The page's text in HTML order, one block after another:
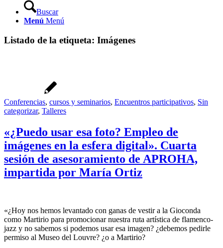
Buscar
Menú Menú
Listado de la etiqueta: Imágenes
Conferencias, cursos y seminarios, Encuentros participativos, Sin
categorizar, Talleres
«¿Puedo usar esa foto? Empleo de
imágenes en la esfera digital». Cuarta
sesión de asesoramiento de APROHA,
impartida por María Ortiz
«¿Hoy nos hemos levantado con ganas de vestir a la Gioconda
como Martirio para promocionar nuestra ruta artística de flamenco-
jazz y no sabemos si podemos usar esa imagen? ¿debemos pedirle
permiso al Museo del Louvre? ¿o a Martirio?